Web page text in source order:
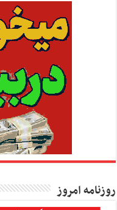
روزنامه امروز